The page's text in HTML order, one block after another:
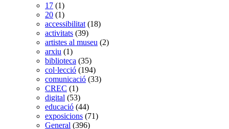
17 (1)
20 (1)
accessibilitat (18)
activitats (39)
artistes al museu (2)
arxiu (1)
biblioteca (35)
col·lecció (194)
comunicació (33)
CREC (1)
digital (53)
educació (44)
exposicions (71)
General (396)